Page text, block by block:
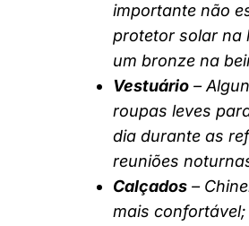
importante não
protetor solar na
um bronze na
Vestuário –
roupas leves
dia durante as
reuniões
Calçados –
mais confortável;